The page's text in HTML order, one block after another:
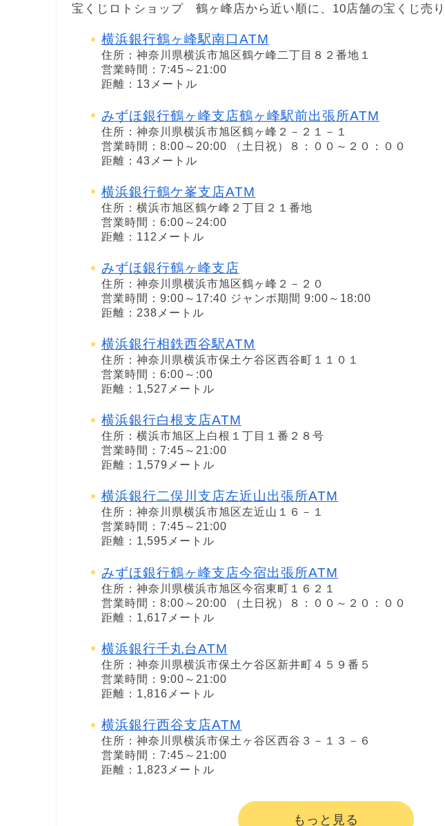
宝くじロトショップ 鶴ヶ峰店から近い順に、10店舗の宝くじ売り
横浜銀行鶴ヶ峰駅南口ATM
住所：神奈川県横浜市旭区鶴ケ峰二丁目８２番地１
営業時間：7:45～21:00
距離：13メートル
みずほ銀行鶴ヶ峰支店鶴ヶ峰駅前出張所ATM
住所：神奈川県横浜市旭区鶴ヶ峰２－２１－１
営業時間：8:00～20:00 （土日祝）８：００～２０：００
距離：43メートル
横浜銀行鶴ケ峯支店ATM
住所：横浜市旭区鶴ケ峰２丁目２１番地
営業時間：6:00～24:00
距離：112メートル
みずほ銀行鶴ヶ峰支店
住所：神奈川県横浜市旭区鶴ヶ峰２－２０
営業時間：9:00～17:40 ジャンボ期間 9:00～18:00
距離：238メートル
横浜銀行相鉄西谷駅ATM
住所：神奈川県横浜市保土ケ谷区西谷町１１０１
営業時間：6:00～:00
距離：1,527メートル
横浜銀行白根支店ATM
住所：横浜市旭区上白根１丁目１番２８号
営業時間：7:45～21:00
距離：1,579メートル
横浜銀行二俣川支店左近山出張所ATM
住所：神奈川県横浜市旭区左近山１６－１
営業時間：7:45～21:00
距離：1,595メートル
みずほ銀行鶴ヶ峰支店今宿出張所ATM
住所：神奈川県横浜市旭区今宿東町１６２１
営業時間：8:00～20:00 （土日祝）８：００～２０：００
距離：1,617メートル
横浜銀行千丸台ATM
住所：神奈川県横浜市保土ケ谷区新井町４５９番５
営業時間：9:00～21:00
距離：1,816メートル
横浜銀行西谷支店ATM
住所：神奈川県横浜市保土ヶ谷区西谷３－１３－６
営業時間：7:45～21:00
距離：1,823メートル
もっと見る